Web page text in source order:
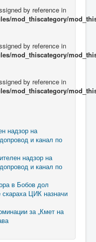
by reference in
mod_thiscategory/
by reference in
mod_thiscategory/
by reference in
mod_thiscategory/
надзор на
и канал по
надзор на
и канал по
в Бобов дол
скараха ЦИК назначи
за „Кмет на